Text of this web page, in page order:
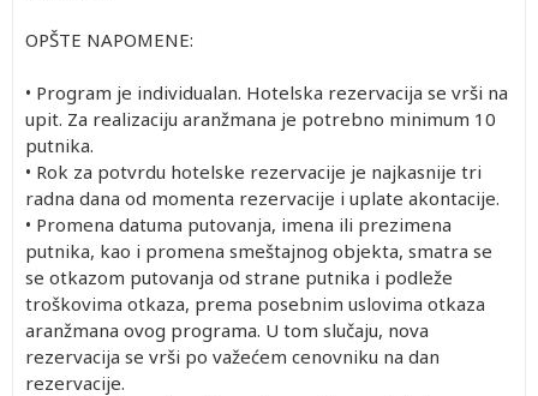
OPŠTE NAPOMENE:
• Program je individualan. Hotelska rezervacija se vrši na
upit. Za realizaciju aranžmana je potrebno minimum 10
putnika.
• Rok za potvrdu hotelske rezervacije je najkasnije tri
radna dana od momenta rezervacije i uplate akontacije.
• Promena datuma putovanja, imena ili prezimena
putnika, kao i promena smeštajnog objekta, smatra se
se otkazom putovanja od strane putnika i podleže
troškovima otkaza, prema posebnim uslovima otkaza
aranžmana ovog programa. U tom slučaju, nova
rezervacija se vrši po važećem cenovniku na dan
rezervacije.